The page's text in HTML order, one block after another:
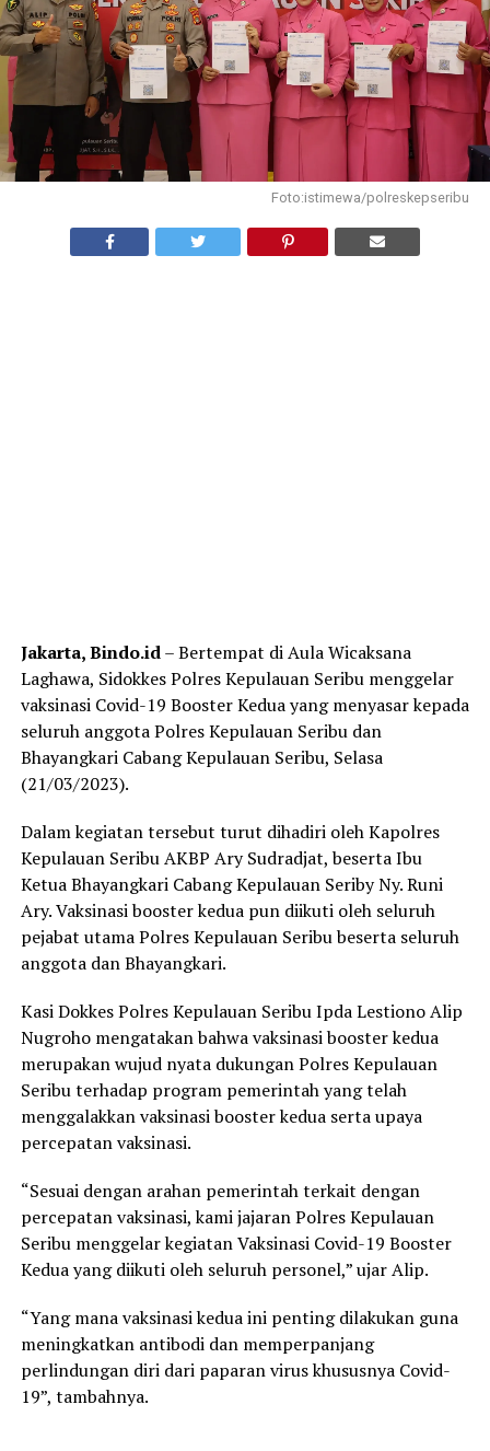
Foto:istimewa/polreskepseribu
Jakarta, Bindo.id– Bertempat di Aula Wicaksana
Laghawa, Sidokkes Polres Kepulauan Seribu menggelar
vaksinasi Covid-19 Booster Kedua yang menyasar kepada
seluruh anggota Polres Kepulauan Seribu dan
Bhayangkari Cabang Kepulauan Seribu, Selasa
(21/03/2023).
Dalam kegiatan tersebut turut dihadiri oleh Kapolres
Kepulauan Seribu AKBP Ary Sudradjat, beserta Ibu
Ketua Bhayangkari Cabang Kepulauan Seriby Ny. Runi
Ary. Vaksinasi booster kedua pun diikuti oleh seluruh
pejabat utama Polres Kepulauan Seribu beserta seluruh
anggota dan Bhayangkari.
Kasi Dokkes Polres Kepulauan Seribu Ipda Lestiono Alip
Nugroho mengatakan bahwa vaksinasi booster kedua
merupakan wujud nyata dukungan Polres Kepulauan
Seribu terhadap program pemerintah yang telah
menggalakkan vaksinasi booster kedua serta upaya
percepatan vaksinasi.
“Sesuai dengan arahan pemerintah terkait dengan
percepatan vaksinasi, kami jajaran Polres Kepulauan
Seribu menggelar kegiatan Vaksinasi Covid-19 Booster
Kedua yang diikuti oleh seluruh personel,” ujar Alip.
“Yang mana vaksinasi kedua ini penting dilakukan guna
meningkatkan antibodi dan memperpanjang
perlindungan diri dari paparan virus khususnya Covid-
19”, tambahnya.